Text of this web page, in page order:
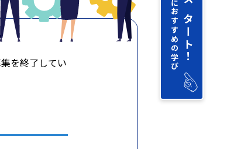
を終了してい
あなたにおすすめの学び